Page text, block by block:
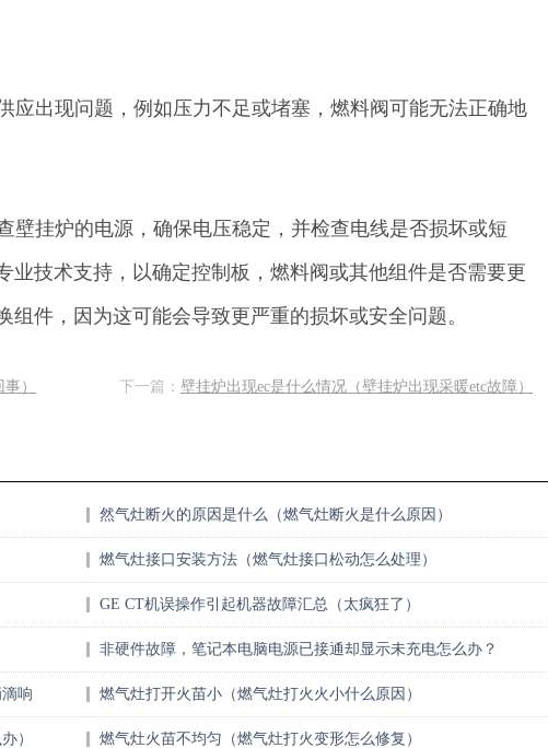
应出现问题，例如压力不足或堵塞，燃料阀可能无法正确地
壁挂炉的电源，确保电压稳定，并检查电线是否损坏或短
业技术支持，以确定控制板，燃料阀或其他组件是否需要更
件，因为这可能会导致更严重的损坏或安全问题。
） 下一篇： 壁挂炉出现ec是什么情况（壁挂炉出现采暖etc故障）
然气灶断火的原因是什么（燃气灶断火是什么原因）
燃气灶接口安装方法（燃气灶接口松动怎么处理）
GE CT机误操作引起机器故障汇总（太疯狂了）
非硬件故障，笔记本电脑电源已接通却显示未充电怎么办？
响
燃气灶打开火苗小（燃气灶打火火小什么原因）
） 燃气灶火苗不均匀（燃气灶打火变形怎么修复）